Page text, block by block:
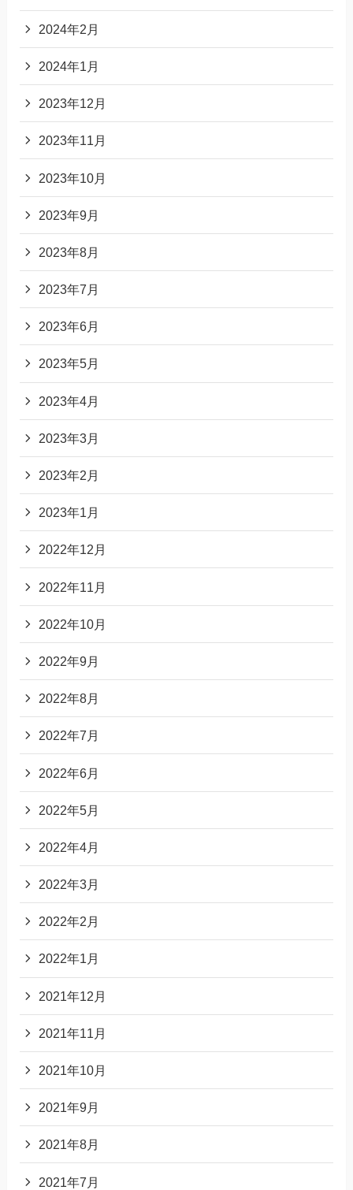
2024年2月
2024年1月
2023年12月
2023年11月
2023年10月
2023年9月
2023年8月
2023年7月
2023年6月
2023年5月
2023年4月
2023年3月
2023年2月
2023年1月
2022年12月
2022年11月
2022年10月
2022年9月
2022年8月
2022年7月
2022年6月
2022年5月
2022年4月
2022年3月
2022年2月
2022年1月
2021年12月
2021年11月
2021年10月
2021年9月
2021年8月
2021年7月